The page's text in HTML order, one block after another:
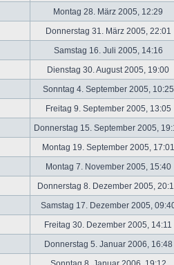
Montag 28. März 2005, 12:29
Donnerstag 31. März 2005, 22:01
Samstag 16. Juli 2005, 14:16
Dienstag 30. August 2005, 19:00
Sonntag 4. September 2005,
Freitag 9. September 2005, 13:05
Donnerstag 15. September 2005,
Montag 19. September 2005,
Montag 7. November 2005, 15:40
Donnerstag 8. Dezember 2005,
Samstag 17. Dezember 2005,
Freitag 30. Dezember 2005, 14:11
Donnerstag 5. Januar 2006, 16:48